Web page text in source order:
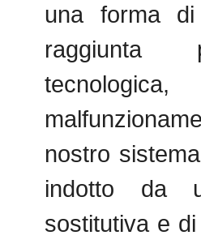
una forma di
nostro
indotto da
sostitutiva e